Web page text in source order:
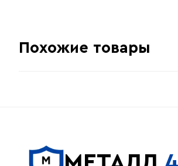
Похожие товары